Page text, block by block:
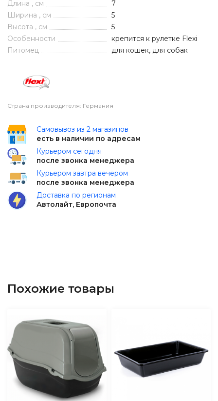
Длина , см
7
Ширина , см
5
Высота , см
5
Особенности
крепится к рулетке Flexi
Питомец
для кошек, для собак
Страна производителя: Германия
Самовывоз из 2 магазинов
есть в наличии по адресам
Курьером сегодня
после звонка менеджера
Курьером завтра вечером
после звонка менеджера
Доставка по регионам
Автолайт, Европочта
Похожие товары